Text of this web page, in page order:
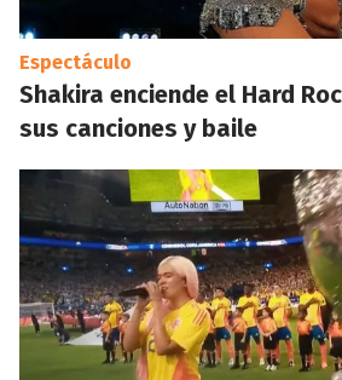
Espectáculo
Shakira enciende el Hard
sus canciones y baile